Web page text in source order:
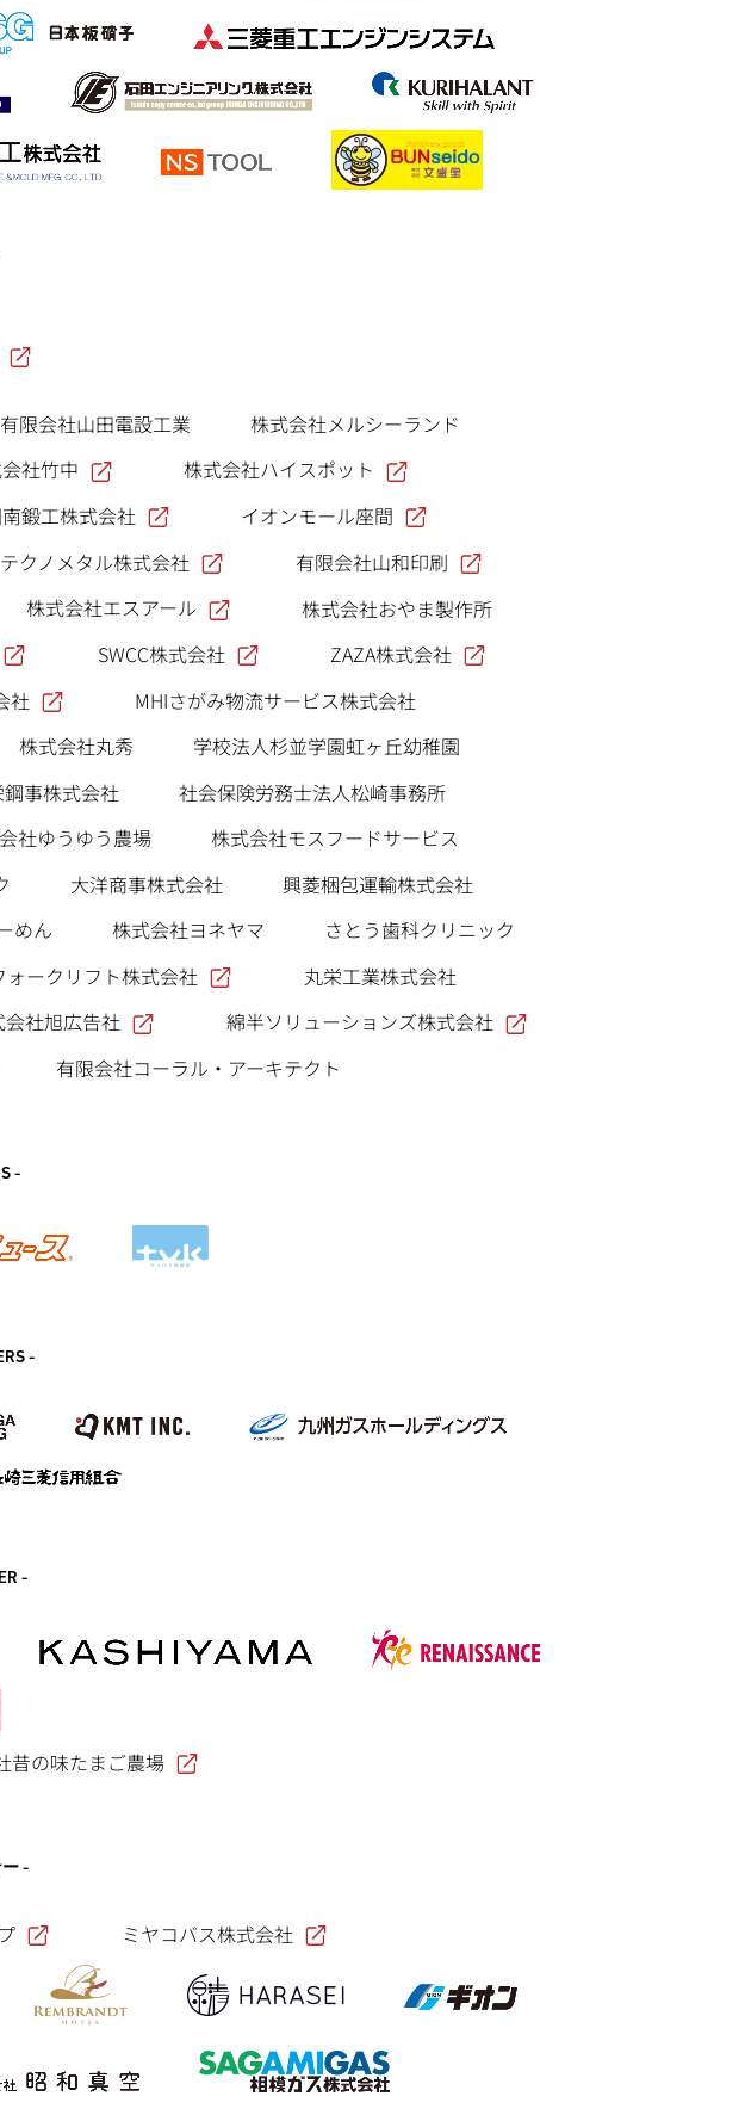
有限会社山田電設工業
株式会社メルシーランド
社竹中
株式会社ハイスポット
鍛工株式会社
イオンモール座間
テクノメタル株式会社
有限会社山和印刷
株式会社エスアール
株式会社おやま製作所
SWCC株式会社
ZAZA株式会社
社
MHIさがみ物流サービス株式会社
株式会社丸秀
学校法人杉並学園虹ヶ丘幼稚園
鋼事株式会社
社会保険労務士法人松崎事務所
社ゆうゆう農場
株式会社モスフードサービス
大洋商事株式会社
興菱梱包運輸株式会社
めん 株式会社ヨネヤマ
さとう歯科クリニック
ォークリフト株式会社
丸栄工業株式会社
会社旭広告社
綿半ソリューションズ株式会社
有限会社コーラル・アーキテクト
-
-
-
昔の味たまご農場
-
ミヤコバス株式会社